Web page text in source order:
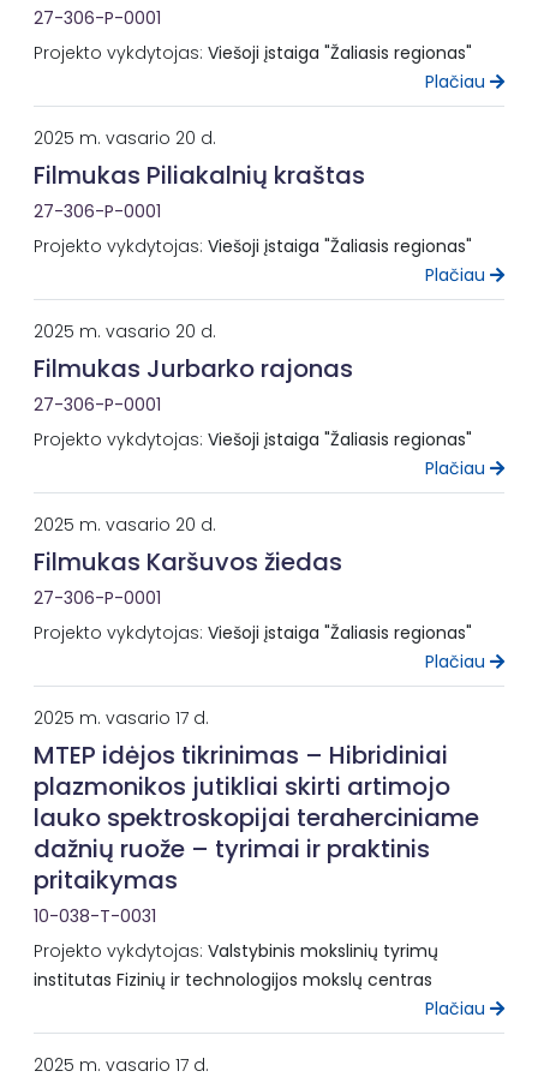
27-306-P-0001
Projekto vykdytojas: Viešoji įstaiga "Žaliasis regionas"
Plačiau
2025 m. vasario 20 d.
Filmukas Piliakalnių kraštas
27-306-P-0001
Projekto vykdytojas: Viešoji įstaiga "Žaliasis regionas"
Plačiau
2025 m. vasario 20 d.
Filmukas Jurbarko rajonas
27-306-P-0001
Projekto vykdytojas: Viešoji įstaiga "Žaliasis regionas"
Plačiau
2025 m. vasario 20 d.
Filmukas Karšuvos žiedas
27-306-P-0001
Projekto vykdytojas: Viešoji įstaiga "Žaliasis regionas"
Plačiau
2025 m. vasario 17 d.
MTEP idėjos tikrinimas – Hibridiniai
plazmonikos jutikliai skirti artimojo
lauko spektroskopijai teraherciniame
dažnių ruože – tyrimai ir praktinis
pritaikymas
10-038-T-0031
Projekto vykdytojas: Valstybinis mokslinių tyrimų
institutas Fizinių ir technologijos mokslų centras
Plačiau
2025 m. vasario 17 d.